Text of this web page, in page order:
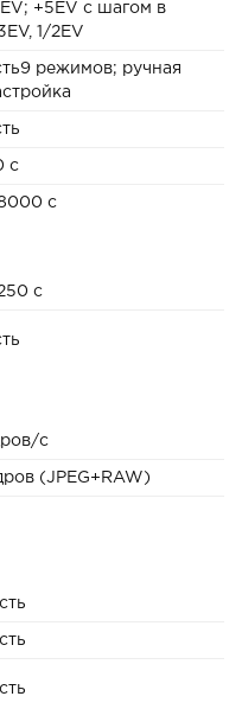
+5EV с шагом в
1/2EV
режимов; ручная
c
c
с
с
(JPEG+RAW)